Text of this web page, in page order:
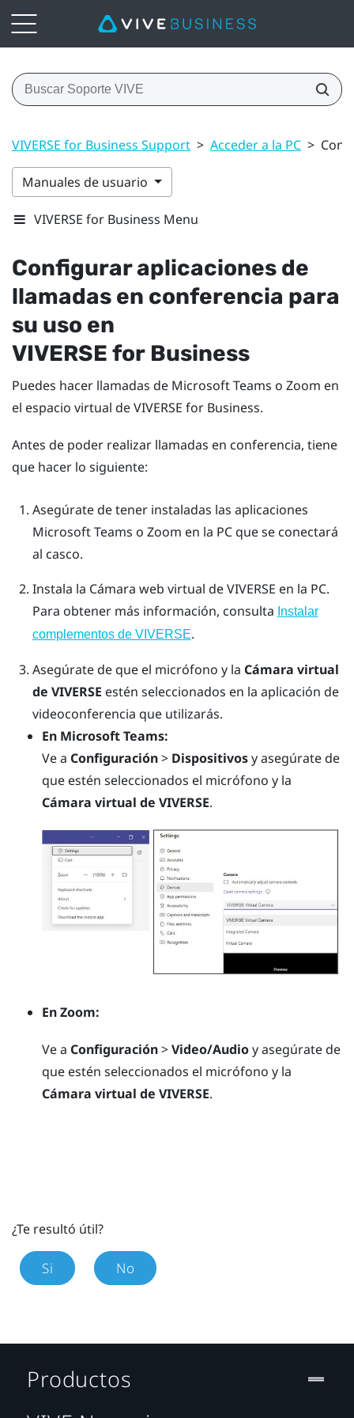
VIVERSE for Business Support > Acceder a la PC >
Manuales de usuario
VIVERSE for Business Menu
Configurar aplicaciones de
llamadas en conferencia para
su uso en
VIVERSE for Business
Puedes hacer llamadas de Microsoft Teams o Zoom en
el espacio virtual deVIVERSE for Business.
Antes de poder realizar llamadas en conferencia, tiene
que hacer lo siguiente:
Asegúrate de tener instaladas las aplicaciones
Microsoft Teams o Zoom en la PC que se conectará
al casco.
Instala la Cámara web virtual de VIVERSE en la PC.
Para obtener más información, consulta Instalar
complementos de VIVERSE.
Asegúrate de que el micrófono y la Cámara virtual
de VIVERSE estén seleccionados en la aplicación de
videoconferencia que utilizarás.
En Microsoft Teams:
Ve a Configuración> Dispositivosy asegúrate de
que estén seleccionados el micrófono y la
Cámara virtual de VIVERSE.
EnZoom:
Ve a Configuración>Video/Audioy asegúrate de
que estén seleccionados el micrófono y la
Cámara virtual de VIVERSE.
¿Te resultó útil?
Si No
Productos